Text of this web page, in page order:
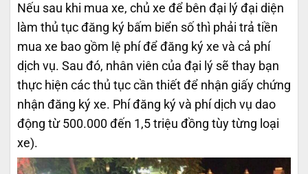
Nếu sau khi mua xe, chủ xe để bên đại lý đại diện
làm thủ tục đăng ký bấm biển số thì phải trả tiền
mua xe bao gồm lệ phí để đăng ký xe và cả phí
dịch vụ. Sau đó, nhân viên của đại lý sẽ thay bạn
thực hiện các thủ tục cần thiết để nhận giấy chứng
nhận đăng ký xe. Phí đăng ký và phí dịch vụ dao
động từ 500.000 đến 1,5 triệu đồng tùy từng loại
xe).